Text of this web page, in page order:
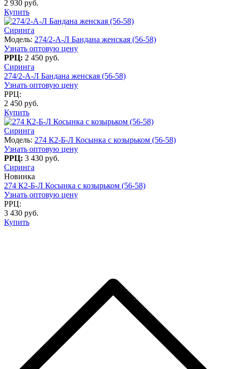
2 930 руб.
Купить
Сиринга
Модель: 274/2-A-Л Бандана женская (56-58)
Узнать оптовую цену
РРЦ: 2 450 руб.
Сиринга
274/2-A-Л Бандана женская (56-58)
Узнать оптовую цену
РРЦ:
2 450 руб.
Купить
Сиринга
Модель: 274 К2-Б-Л Косынка с козырьком (56-58)
Узнать оптовую цену
РРЦ: 3 430 руб.
Сиринга
Новинка
274 К2-Б-Л Косынка с козырьком (56-58)
Узнать оптовую цену
РРЦ:
3 430 руб.
Купить